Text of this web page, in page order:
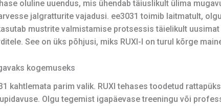
oluline uuendus, mis ühendab täiuslikult ülima
jalgratturite vajadusi. ee3031 toimib laitmatult,
mustrite valmistamise protsessis täielikult
See on üks põhjusi, miks RUXI-l on turul kõrge
kogemuseks
kahtlemata parim valik. RUXI tehases toodetud
Olgu tegemist igapäevase treeningu või